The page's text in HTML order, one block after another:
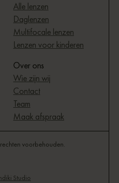
Alle lenzen
Daglenzen
Multifocale lenzen
Lenzen voor kinderen
Over ons
Wie zijn wij
Contact
Team
Maak afspraak
voorbehouden.
Studio